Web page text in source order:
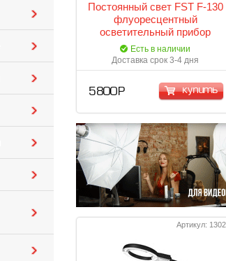
Постоянный свет FST F-130
флуоресцентный
осветительный прибор
Есть в наличии
Доставка срок 3-4 дня
5 800 Р купить
Артикул: